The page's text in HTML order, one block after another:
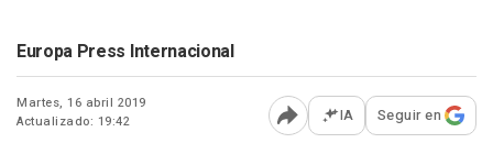
Europa Press Internacional
Martes, 16 abril 2019
Actualizado: 19:42
Abrir opciones para
IA Seguir en